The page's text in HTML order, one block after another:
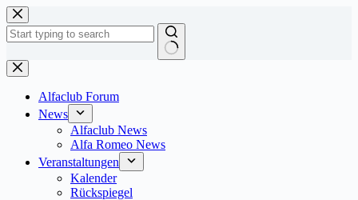
Zum
Inhalt
springen
Keine
Ergebnisse
Alfaclub Forum
News
Alfaclub News
Alfa Romeo News
Veranstaltungen
Kalender
Rückspiegel